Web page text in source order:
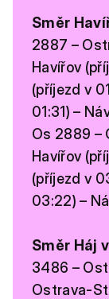
Směr
2887 –
Havířov
(příjezd v
01:31) –
Os 2889 –
Havířov
(příjezd v
03:22) –
Směr Háj
3486 –
Ostrava-